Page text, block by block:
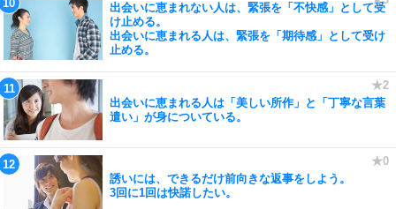
出会いに恵まれない人は、緊張を「不快感」として受
け止める。
出会いに恵まれる人は、緊張を「期待感」として受け
止める。
出会いに恵まれる人は「美しい所作」と「丁寧な言葉
遣い」が身についている。
誘いには、できるだけ前向きな返事をしよう。
3回に1回は快諾したい。